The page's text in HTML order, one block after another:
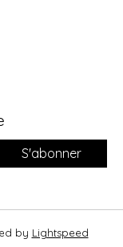
S'abonner
by Lightspeed